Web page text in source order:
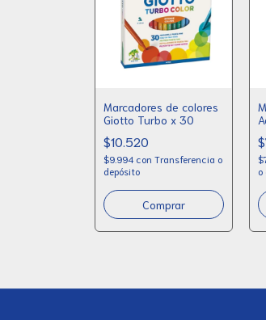
Marcadores de colores
Giotto Turbo x 30
$10.520
$9.994 con Transferencia o
depósito
o